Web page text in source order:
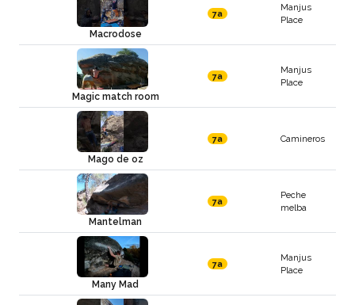
Macrodose
7a
Manjus
Place
Magic match room
7a
Manjus
Place
Mago de oz
7a Camineros
Mantelman
7a
Peche
melba
Many Mad
7a
Manjus
Place